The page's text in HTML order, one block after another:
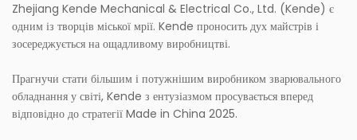
Zhejiang Kende Mechanical & Electrical Co., Ltd. (Kende) є
одним із творців міської мрії. Kende проносить дух майстрів і
зосереджується на ощадливому виробництві.
Прагнучи стати більшим і потужнішим виробником зварювального
обладнання у світі, Kende з ентузіазмом просувається вперед
відповідно до стратегії Made in China 2025.